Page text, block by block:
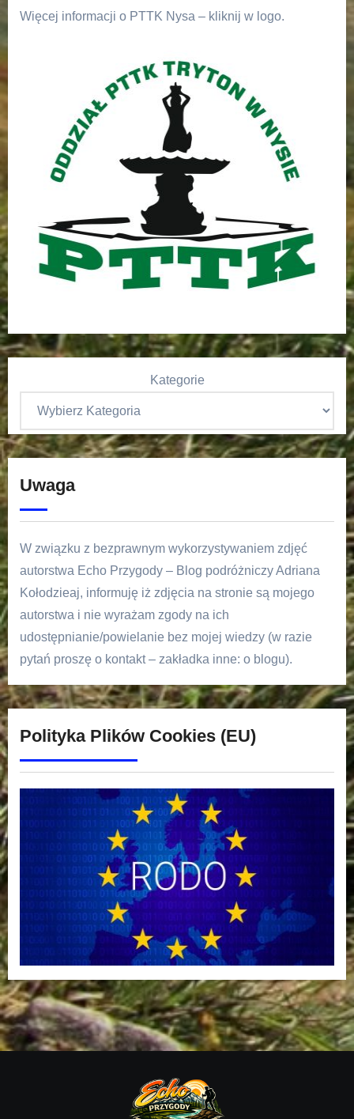
Więcej informacji o PTTK Nysa – kliknij w logo.
Kategorie
Uwaga
W związku z bezprawnym wykorzystywaniem zdjęć
autorstwa Echo Przygody – Blog podróżniczy Adriana
Kołodzieaj, informuję iż zdjęcia na stronie są mojego
autorstwa i nie wyrażam zgody na ich
udostępnianie/powielanie bez mojej wiedzy (w razie
pytań proszę o kontakt – zakładka inne: o blogu).
Polityka Plików Cookies (EU)